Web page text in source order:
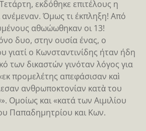
εκδόθηκε επιτέλους η
Όμως τι έκπληξη! Από
αθωώωθηκαν οι 13!
δυο, στην ουσία ένας, ο
γιατί ο Κωνσταντινίδης ήταν ήδη
των δικαστών γινόταν λόγος για
προμελέτης απεφάσισαν καὶ
ανθρωποκτονίαν κατὰ του
Ομοίως και «κατά των Αιμιλίου
Παπαδημητρίου και Κων.